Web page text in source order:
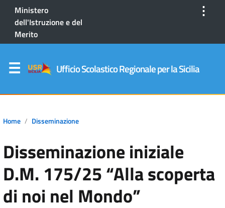
Ministero
dell'Istruzione e del
Merito
⋮
Ufficio Scolastico Regionale per la Sicilia
Home Disseminazione
Disseminazione iniziale
D.M. 175/25 “Alla scoperta
di noi nel Mondo”